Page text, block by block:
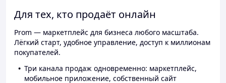
Для тех, кто продаёт онлайн
Prom — маркетплейс для бизнеса любого масштаба.
Лёгкий старт, удобное управление, доступ к миллионам
покупателей.
Три канала продаж одновременно: маркетплейс,
мобильное приложение, собственный сайт